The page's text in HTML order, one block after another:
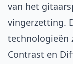
van het
vingerzetting.
technologieën
Contrast en